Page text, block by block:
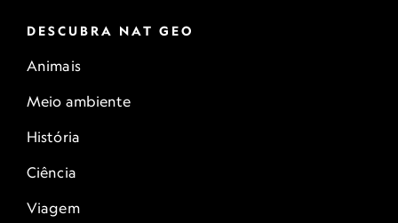
DESCUBRA NAT GEO
Animais
Meio ambiente
História
Ciência
Viagem